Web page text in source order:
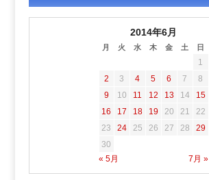
2014年6月
月 火 水 木 金 土 日
« 5月 7月 »
1
2
3 4 5 6 7
8
9
10 11 12 13 14
15
16
17 18 19 20 21
22
23
24 25 26 27 28
29
30